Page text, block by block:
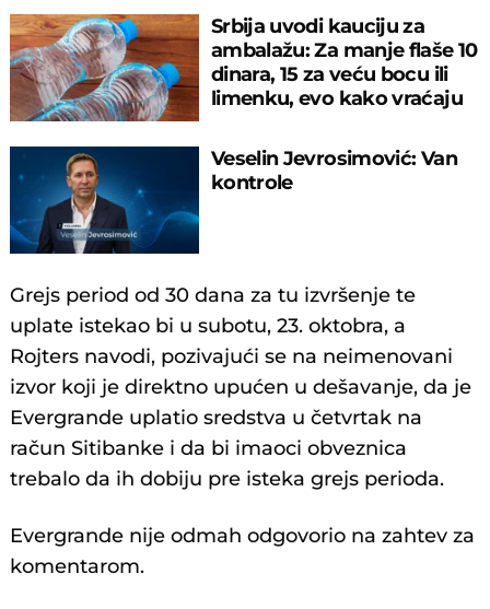
Srbija uvodi kauciju za
ambalažu: Za manje flaše 10
dinara, 15 za veću bocu ili
limenku, evo kako vraćaju
Veselin Jevrosimović: Van
kontrole
Grejs period od 30 dana za tu izvršenje te
uplate istekao bi u subotu, 23. oktobra, a
Rojters navodi, pozivajući se na neimenovani
izvor koji je direktno upućen u dešavanje, da je
Evergrande uplatio sredstva u četvrtak na
račun Sitibanke i da bi imaoci obveznica
trebalo da ih dobiju pre isteka grejs perioda.
Evergrande nije odmah odgovorio na zahtev za
komentarom.